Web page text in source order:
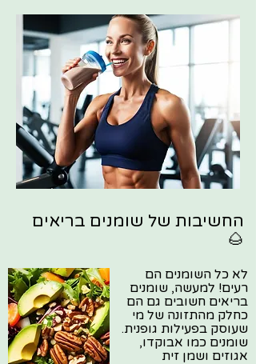
החשיבות של שומנים בריאים
🌰
לא כל השומנים הם
רעים! למעשה, שומנים
בריאים חשובים גם הם
כחלק מהתזונה של מי
שעוסק בפעילות גופנית.
שומנים כמו אבוקדו,
אגוזים ושמן זית